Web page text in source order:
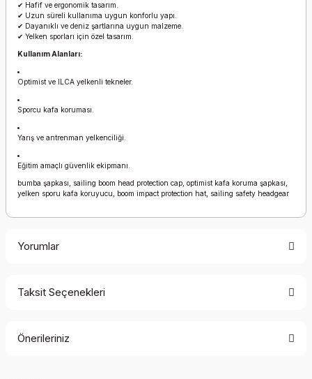
✔ Hafif ve ergonomik tasarım.
✔ Uzun süreli kullanıma uygun konforlu yapı.
✔ Dayanıklı ve deniz şartlarına uygun malzeme.
✔ Yelken sporları için özel tasarım.
Kullanım Alanları:
Optimist ve ILCA yelkenli tekneler.
Sporcu kafa koruması.
Yarış ve antrenman yelkenciliği.
Eğitim amaçlı güvenlik ekipmanı.
bumba şapkası, sailing boom head protection cap, optimist kafa koruma şapkası,
yelken sporu kafa koruyucu, boom impact protection hat, sailing safety headgear
Yorumlar
Taksit Seçenekleri
Önerileriniz